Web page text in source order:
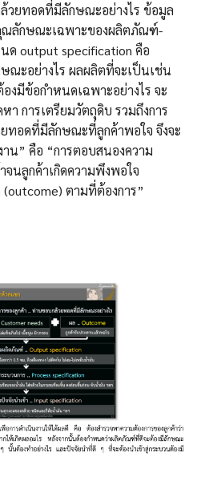
วยทอดที่มีลักษณะอย่างไร ข้อมูล
ณลักษณะเฉพาะของผลิตภัณฑ์-
ด output specification คือ
ณะอย่างไร ผลผลิตที่จะเป็นเช่น
งมีข้อกำหนดเฉพาะอย่างไร จะ
า การเตรียมวัตถุดิบ รวมถึงการ
ทอดที่มีลักษณะที่ลูกค้าพอใจ จึงจะ
าน” คือ “การตอบสนองความ
จนลูกค้าเกิดความพึงพอใจ
ตามที่ต้องการ”